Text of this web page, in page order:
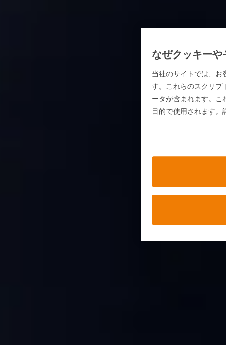
なぜクッキー
当社のサイトでは、
す。これらのスクリプ
ータが含まれます。
目的で使用されます